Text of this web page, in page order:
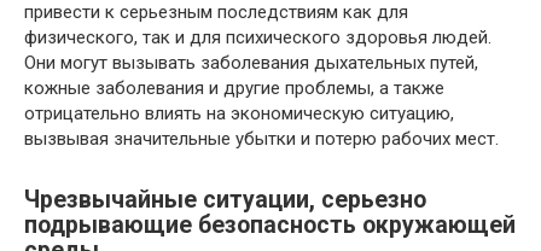
привести к серьезным последствиям как для
физического, так и для психического здоровья людей.
Они могут вызывать заболевания дыхательных путей,
кожные заболевания и другие проблемы, а также
отрицательно влиять на экономическую ситуацию,
вызвывая значительные убытки и потерю рабочих мест.
Чрезвычайные ситуации, серьезно
подрывающие безопасность окружающей